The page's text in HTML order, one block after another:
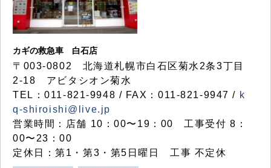
カギの救急車 白石店
〒003-0802 北海道札幌市白石区菊水2条3丁目
2-18 アビタシオン菊水
TEL：011-821-9948 / FAX：011-821-9947 / k
q-shiroishi@live.jp
営業時間：店舗 10：00〜19：00 工事受付 8：
00〜23：00
定休日：第1・第3・第5日曜日 工事 不定休